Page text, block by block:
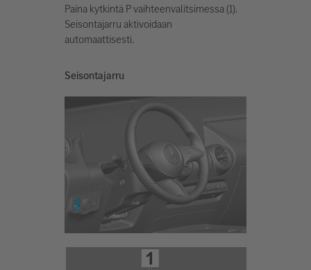
Paina kytkintä P vaihteenvalitsimessa (1).
Seisontajarru aktivoidaan
automaattisesti.
Seisontajarru